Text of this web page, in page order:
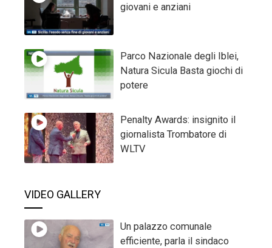
giovani e anziani
Parco Nazionale degli Iblei,
Natura Sicula Basta giochi di
potere
Penalty Awards: insignito il
giornalista Trombatore di
WLTV
VIDEO GALLERY
Un palazzo comunale
efficiente, parla il sindaco